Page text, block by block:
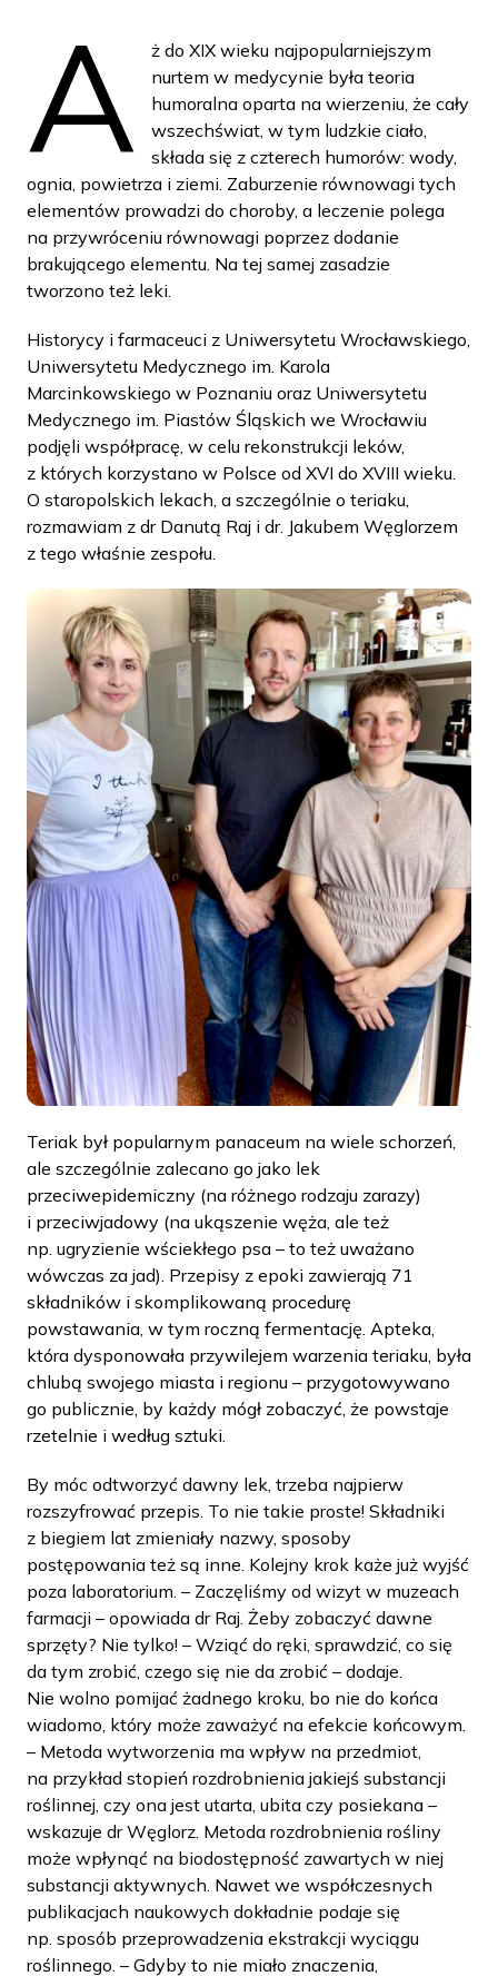
A
ż do XIX wieku najpopularniejszym
nurtem w medycynie była teoria
humoralna oparta na wierzeniu, że cały
wszechświat, w tym ludzkie ciało,
składa się z czterech humorów: wody,
ognia, powietrza i ziemi. Zaburzenie równowagi tych
elementów prowadzi do choroby, a leczenie polega
na przywróceniu równowagi poprzez dodanie
brakującego elementu. Na tej samej zasadzie
tworzono też leki.
Historycy i farmaceuci z Uniwersytetu Wrocławskiego,
Uniwersytetu Medycznego im. Karola
Marcinkowskiego w Poznaniu oraz Uniwersytetu
Medycznego im. Piastów Śląskich we Wrocławiu
podjęli współpracę, w celu rekonstrukcji leków,
z których korzystano w Polsce od XVI do XVIII wieku.
O staropolskich lekach, a szczególnie o teriaku,
rozmawiam z dr Danutą Raj i dr. Jakubem Węglorzem
z tego właśnie zespołu.
Teriak był popularnym panaceum na wiele schorzeń,
ale szczególnie zalecano go jako lek
przeciwepidemiczny (na różnego rodzaju zarazy)
i przeciwjadowy (na ukąszenie węża, ale też
np. ugryzienie wściekłego psa – to też uważano
wówczas za jad). Przepisy z epoki zawierają 71
składników i skomplikowaną procedurę
powstawania, w tym roczną fermentację. Apteka,
która dysponowała przywilejem warzenia teriaku, była
chlubą swojego miasta i regionu – przygotowywano
go publicznie, by każdy mógł zobaczyć, że powstaje
rzetelnie i według sztuki.
By móc odtworzyć dawny lek, trzeba najpierw
rozszyfrować przepis. To nie takie proste! Składniki
z biegiem lat zmieniały nazwy, sposoby
postępowania też są inne. Kolejny krok każe już wyjść
poza laboratorium. – Zaczęliśmy od wizyt w muzeach
farmacji – opowiada dr Raj. Żeby zobaczyć dawne
sprzęty? Nie tylko! – Wziąć do ręki, sprawdzić, co się
da tym zrobić, czego się nie da zrobić – dodaje.
Nie wolno pomijać żadnego kroku, bo nie do końca
wiadomo, który może zaważyć na efekcie końcowym.
– Metoda wytworzenia ma wpływ na przedmiot,
na przykład stopień rozdrobnienia jakiejś substancji
roślinnej, czy ona jest utarta, ubita czy posiekana –
wskazuje dr Węglorz. Metoda rozdrobnienia rośliny
może wpłynąć na biodostępność zawartych w niej
substancji aktywnych. Nawet we współczesnych
publikacjach naukowych dokładnie podaje się
np. sposób przeprowadzenia ekstrakcji wyciągu
roślinnego. – Gdyby to nie miało znaczenia,